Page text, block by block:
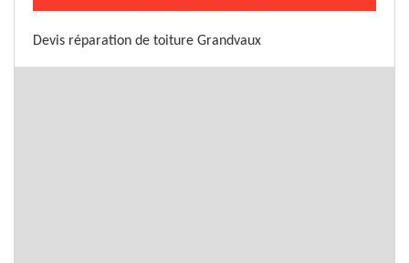
Devis réparation de toiture Grandvaux